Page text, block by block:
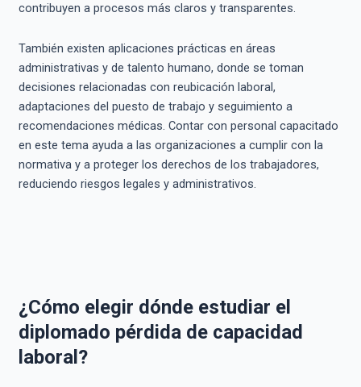
contribuyen a procesos más claros y transparentes.
También existen aplicaciones prácticas en áreas
administrativas y de talento humano, donde se toman
decisiones relacionadas con reubicación laboral,
adaptaciones del puesto de trabajo y seguimiento a
recomendaciones médicas. Contar con personal capacitado
en este tema ayuda a las organizaciones a cumplir con la
normativa y a proteger los derechos de los trabajadores,
reduciendo riesgos legales y administrativos.
¿Cómo elegir dónde estudiar el
diplomado pérdida de capacidad
laboral?